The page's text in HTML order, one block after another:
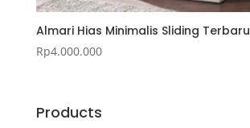
Almari Hias Minimalis Sliding Terbaru
Rp4.000.000
Products